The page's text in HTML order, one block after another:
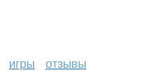
игры отзывы